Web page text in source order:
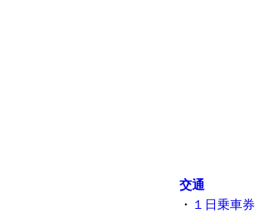
交通
・ １日乗車券